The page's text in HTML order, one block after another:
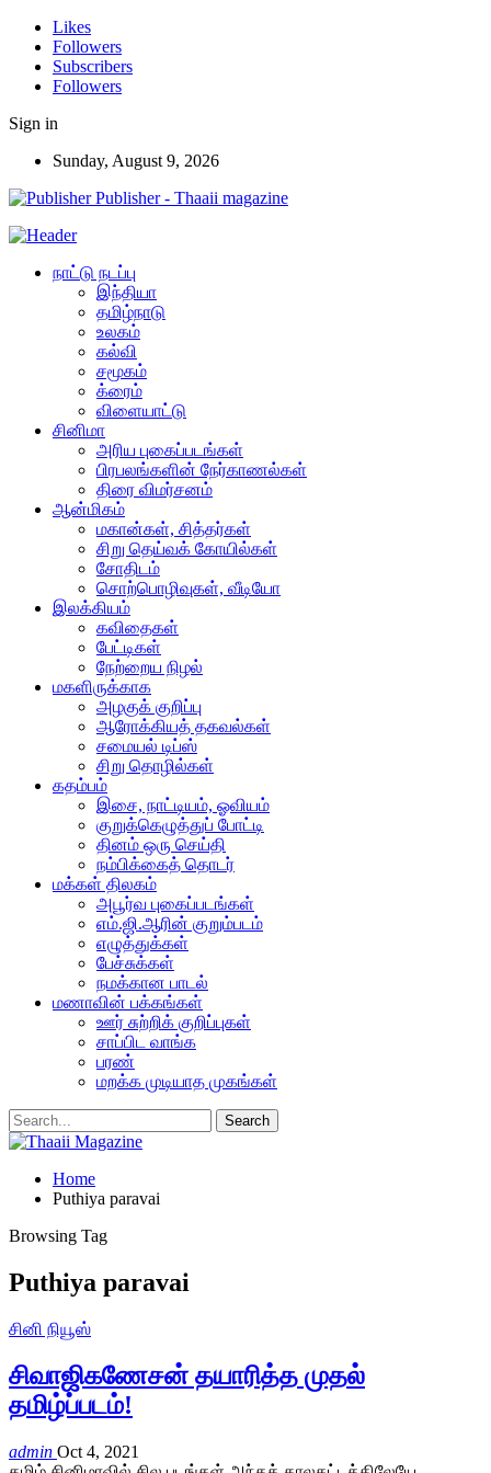
Likes
Followers
Subscribers
Followers
Sign in
Sunday, August 9, 2026
Publisher - Thaaii magazine
நாட்டு நடப்பு
இந்தியா
தமிழ்நாடு
உலகம்
கல்வி
சமூகம்
க்ரைம்
விளையாட்டு
சினிமா
அரிய புகைப்படங்கள்
பிரபலங்களின் நேர்காணல்கள்
திரை விமர்சனம்
ஆன்மிகம்
மகான்கள், சித்தர்கள்
சிறு தெய்வக் கோயில்கள்
சோதிடம்
சொற்பொழிவுகள், வீடியோ
இலக்கியம்
கவிதைகள்
பேட்டிகள்
நேற்றைய நிழல்
மகளிருக்காக
அழகுக் குறிப்பு
ஆரோக்கியத் தகவல்கள்
சமையல் டிப்ஸ்
சிறு தொழில்கள்
கதம்பம்
இசை, நாட்டியம், ஓவியம்
குறுக்கெழுத்துப் போட்டி
தினம் ஒரு செய்தி
நம்பிக்கைத் தொடர்
மக்கள் திலகம்
அபூர்வ புகைப்படங்கள்
எம்.ஜி.ஆரின் குறும்படம்
எழுத்துக்கள்
பேச்சுக்கள்
நமக்கான பாடல்
மணாவின் பக்கங்கள்
ஊர் சுற்றிக் குறிப்புகள்
சாப்பிட வாங்க
பரண்
மறக்க முடியாத முகங்கள்
Home
Puthiya paravai
Browsing Tag
Puthiya paravai
சினி நியூஸ்
சிவாஜிகணேசன் தயாரித்த முதல்
தமிழ்ப்படம்!
admin Oct 4, 2021